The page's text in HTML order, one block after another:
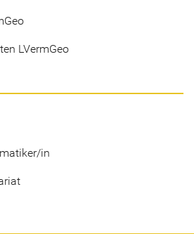
LVermGeo
in